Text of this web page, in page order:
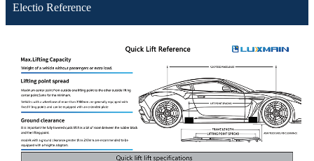
Electio Reference